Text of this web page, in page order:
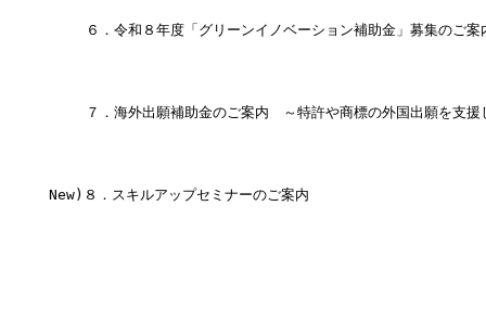
６．令和８年度「グリーンイノベーション補助金」募集のご案
７．海外出願補助金のご案内　～特許や商標の外国出願を支援
New)８．スキルアップセミナーのご案内